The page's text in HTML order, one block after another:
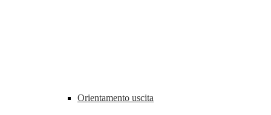
Orientamento uscita